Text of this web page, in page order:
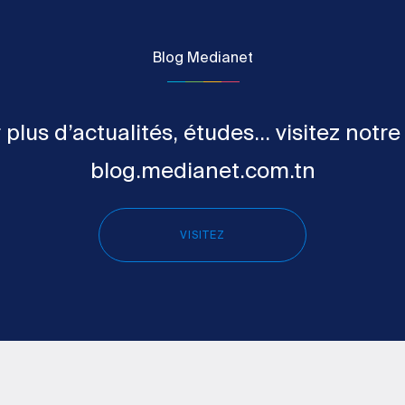
Blog Medianet
plus d’actualités, études... visitez
blog.medianet.com.tn
VISITEZ